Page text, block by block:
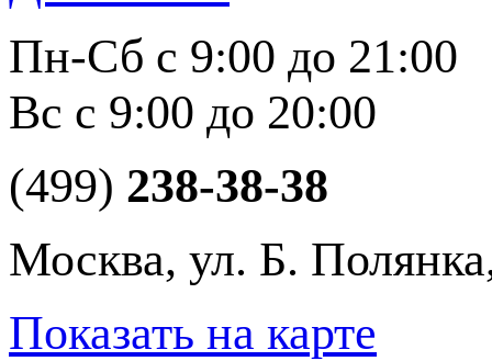
Пн-Сб с 9:00 до 21:00
Вс с 9:00 до 20:00
(499) 238-38-38
Москва, ул. Б.
Показать на карте